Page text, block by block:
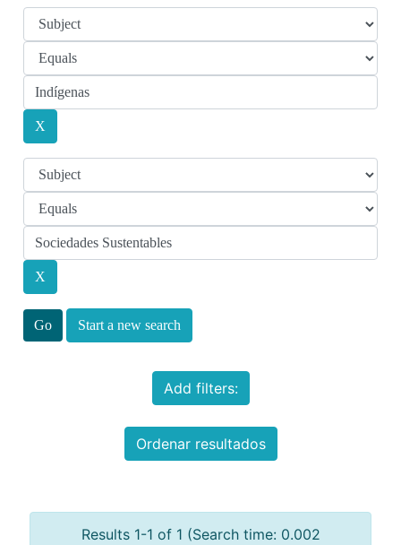
Start a new search
Add filters:
Ordenar resultados
Results 1-1 of 1 (Search time: 0.002